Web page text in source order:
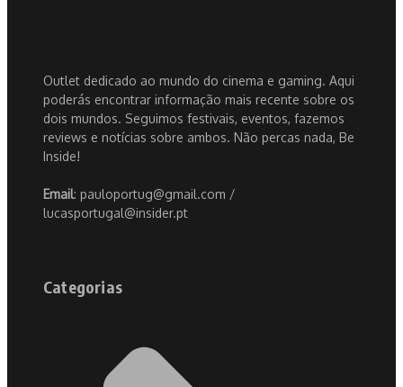
Outlet dedicado ao mundo do cinema e gaming. Aqui
poderás encontrar informação mais recente sobre os
dois mundos. Seguimos festivais, eventos, fazemos
reviews e notícias sobre ambos. Não percas nada, Be
Inside!
Email: pauloportug@gmail.com /
lucasportugal@insider.pt
Categorias